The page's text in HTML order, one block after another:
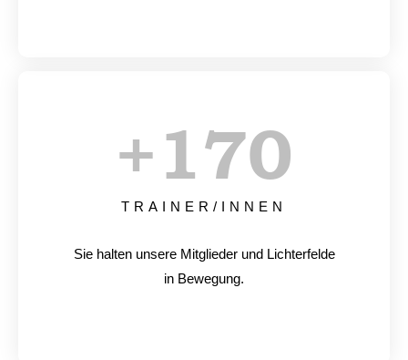
TRAINER/INNEN
+170
Sie halten unsere Mitglieder und Lichterfelde
in Bewegung.